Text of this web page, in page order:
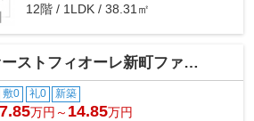
12階 / 1LDK / 38.31㎡
ストフィオーレ新町ファジスタ
敷0 礼0 新築
7.85万円～ 14.85万円